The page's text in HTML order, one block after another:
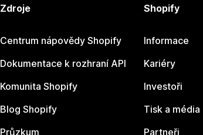
Zdroje
Centrum nápovědy Shopify
Dokumentace k rozhraní API
Komunita Shopify
Blog Shopify
Průzkum
Shopify
Informace
Kariéry
Investoři
Tisk a média
Partneři